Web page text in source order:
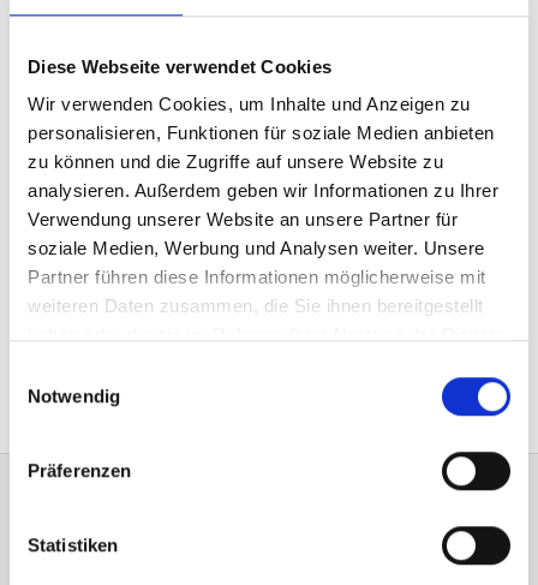
Diese Webseite verwendet Cookies
Wir verwenden Cookies, um Inhalte und Anzeigen zu
personalisieren, Funktionen für soziale Medien anbieten
zu können und die Zugriffe auf unsere Website zu
analysieren. Außerdem geben wir Informationen zu Ihrer
Verwendung unserer Website an unsere Partner für
soziale Medien, Werbung und Analysen weiter. Unsere
Partner führen diese Informationen möglicherweise mit
weiteren Daten zusammen, die Sie ihnen bereitgestellt
Notwendig
Präferenzen
Statistiken
Dashat mein Problem nicht gelöst
Seitenverzeichnis